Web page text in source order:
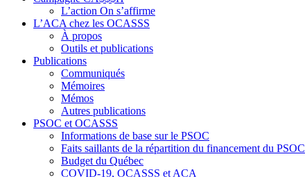
L’action On s’affirme
L’ACA chez les OCASSS
À propos
Outils et publications
Publications
Communiqués
Mémoires
Mémos
Autres publications
PSOC et OCASSS
Informations de base sur le PSOC
Faits saillants de la répartition du financement du PSOC
Budget du Québec
COVID-19, OCASSS et ACA